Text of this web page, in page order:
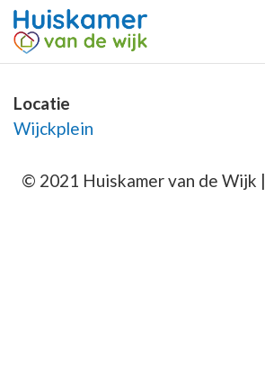
Locatie
Wijckplein
© 2021 Huiskamer van de Wijk |